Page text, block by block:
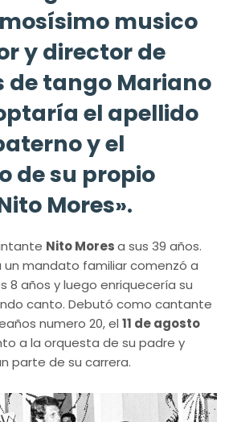
musico
y director de
de tango Mariano
el apellido
y el
de su propio
Mores».
Nito Moresa sus 39 años.
un mandato familiar comenzó a
8 años y luego enriquecería su
canto. Debutó como cantante
numero 20, el 11 de agosto
a la orquesta de su padre y
parte de su carrera.